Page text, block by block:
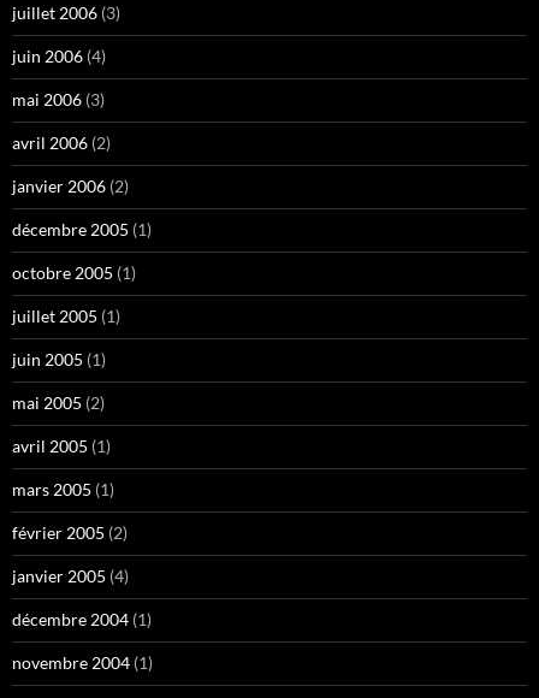
juillet 2006 (3)
juin 2006 (4)
mai 2006 (3)
avril 2006 (2)
janvier 2006 (2)
décembre 2005 (1)
octobre 2005 (1)
juillet 2005 (1)
juin 2005 (1)
mai 2005 (2)
avril 2005 (1)
mars 2005 (1)
février 2005 (2)
janvier 2005 (4)
décembre 2004 (1)
novembre 2004 (1)